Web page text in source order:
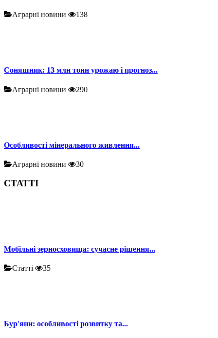
Аграрні новини 138
Соняшник: 13 млн тонн урожаю і прогноз...
Аграрні новини 290
Особливості мінерального живлення...
Аграрні новини 30
СТАТТІ
Мобільні зерносховища: сучасне рішення...
Статті 35
Бур'яни: особливості розвитку та...